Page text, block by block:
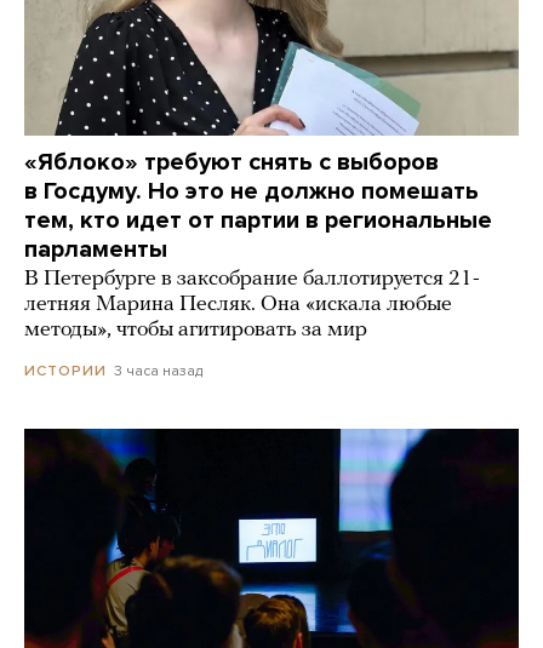
«Яблоко» требуют снять с выборов
в Госдуму. Но это не должно помешать
тем, кто идет от партии в региональные
парламенты
В Петербурге в заксобрание баллотируется 21-
летняя Марина Песляк. Она «искала любые
методы», чтобы агитировать за мир
ИСТОРИИ 3 часа назад